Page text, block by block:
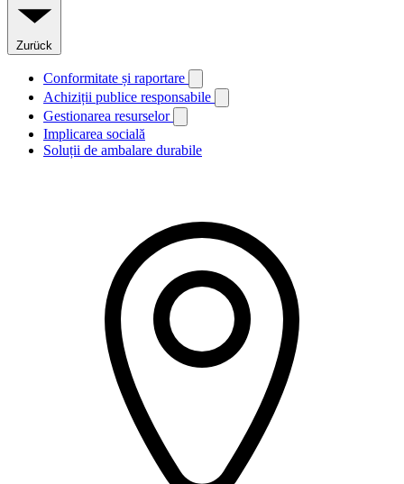
Zurück
Conformitate și raportare
Achiziții publice responsabile
Gestionarea resurselor
Implicarea socială
Soluții de ambalare durabile